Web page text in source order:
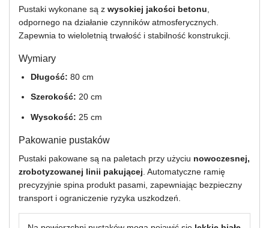
Pustaki wykonane są z wysokiej jakości betonu
odpornego na działanie czynników atmosferycznych.
Zapewnia to wieloletnią trwałość i stabilność konstrukcji.
Wymiary
Długość: 80 cm
Szerokość: 20 cm
Wysokość: 25 cm
Pakowanie pustaków
Pustaki pakowane są na paletach przy użyciu nowoczesnej,
zrobotyzowanej linii pakującej . Automatyczne ramię
precyzyjnie spina produkt pasami, zapewniając bezpieczny
transport i ograniczenie ryzyka uszkodzeń.